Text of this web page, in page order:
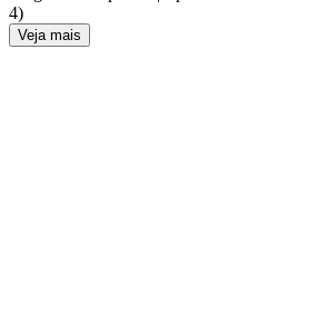
4)
Veja mais